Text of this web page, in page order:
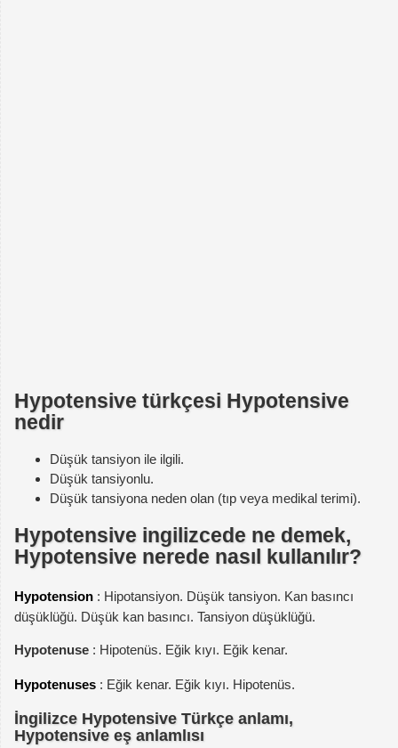
Hypotensive türkçesi Hypotensive
nedir
Düşük tansiyon ile ilgili.
Düşük tansiyonlu.
Düşük tansiyona neden olan (tıp veya medikal terimi).
Hypotensive ingilizcede ne demek,
Hypotensive nerede nasıl kullanılır?
Hypotension : Hipotansiyon. Düşük tansiyon. Kan basıncı
düşüklüğü. Düşük kan basıncı. Tansiyon düşüklüğü.
Hypotenuse : Hipotenüs. Eğik kıyı. Eğik kenar.
Hypotenuses : Eğik kenar. Eğik kıyı. Hipotenüs.
İngilizce Hypotensive Türkçe anlamı,
Hypotensive eş anlamlısı